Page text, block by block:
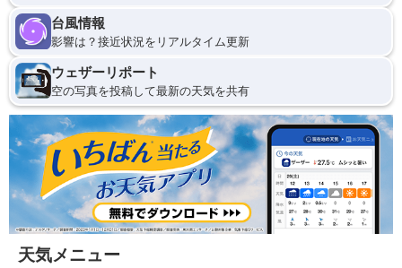
台風情報
影響は？接近状況をリアルタイム更新
ウェザーリポート
空の写真を投稿して最新の天気を共有
天気メニュー